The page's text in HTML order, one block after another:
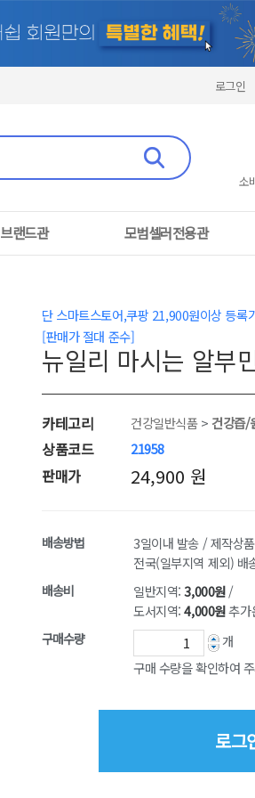
로그인
소
브랜드관 모범셀러전용관
단 스마트스토어,쿠팡 21,900원이상 등록
[판매가 절대 준수]
뉴일리 마시는 알부
카테고리 건강일반식품> 건강즙/
상품코드 21958
판매가 24,900 원
배송방법
3일이내 발송 / 제작상
전국(일부지역 제외) 배
배송비 일반지역:3,000원/
도서지역:4,000원추가
구매수량
개
구매 수량을 확인하여
로그